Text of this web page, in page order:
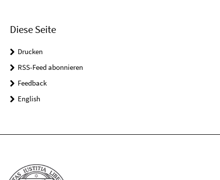
Diese Seite
Drucken
RSS-Feed abonnieren
Feedback
English